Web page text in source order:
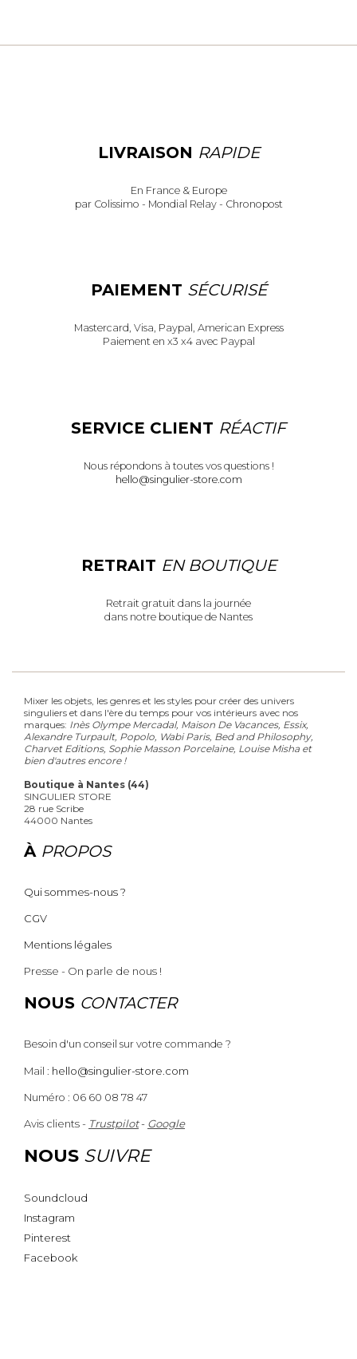
LIVRAISON RAPIDE
En France & Europe
par Colissimo - Mondial Relay - Chronopost
PAIEMENT SÉCURISÉ
Mastercard, Visa, Paypal, American Express
Paiement en x3 x4 avec Paypal
SERVICE CLIENT RÉACTIF
Nous répondons à toutes vos questions !
hello@singulier-store.com
RETRAIT EN BOUTIQUE
Retrait gratuit dans la journée
dans notre boutique de Nantes
Mixer les objets, les genres et les styles pour créer des univers
singuliers et dans l'ère du temps pour vos intérieurs avec nos
marques: Inès Olympe Mercadal, Maison De Vacances, Essix,
Alexandre Turpault, Popolo, Wabi Paris, Bed and Philosophy,
Charvet Editions, Sophie Masson Porcelaine, Louise Misha et
bien d'autres encore !
Boutique à Nantes (44)
SINGULIER STORE
28 rue Scribe
44000 Nantes
À PROPOS
Qui sommes-nous ?
CGV
Mentions légales
Presse - On parle de nous !
NOUS CONTACTER
Besoin d'un conseil sur votre commande ?
Mail : hello@singulier-store.com
Numéro : 06 60 08 78 47
Avis clients - Trustpilot- Google
NOUS SUIVRE
Soundcloud
Instagram
Pinterest
Facebook